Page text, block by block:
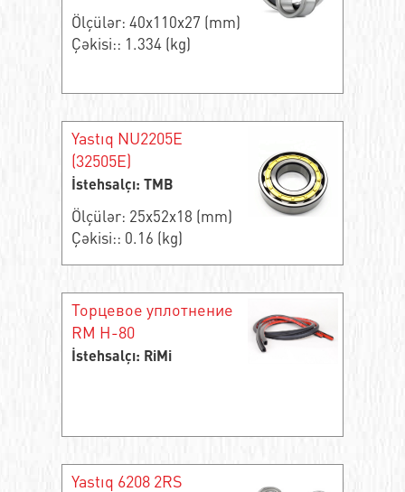
Ölçülər: 40x110x27 (mm)
Çəkisi:: 1.334 (kg)
Yastıq NU2205E
(32505E)
İstehsalçı: TMB
Ölçülər: 25x52x18 (mm)
Çəkisi:: 0.16 (kg)
Торцевое уплотнение
RM H-80
İstehsalçı: RiMi
Yastıq 6208 2RS